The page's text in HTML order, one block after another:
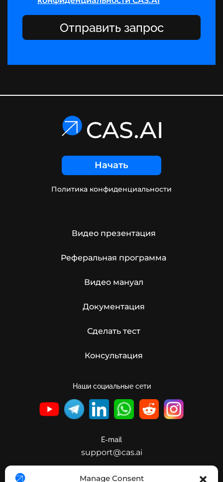
Manage Consent
Отправить запрос
Начать
Политика конфиденциальности
Видео презентация
Реферальная программа
Видео мануал
Документация
Сделать тест
Консультация
Наши социальные сети
E-mail
support@cas.ai
Публичное предложение PSV Game Studio